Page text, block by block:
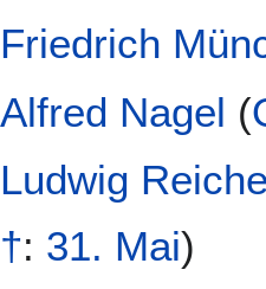
Friedrich
Alfred Nagel (
Ludwig
†: 31. Mai)